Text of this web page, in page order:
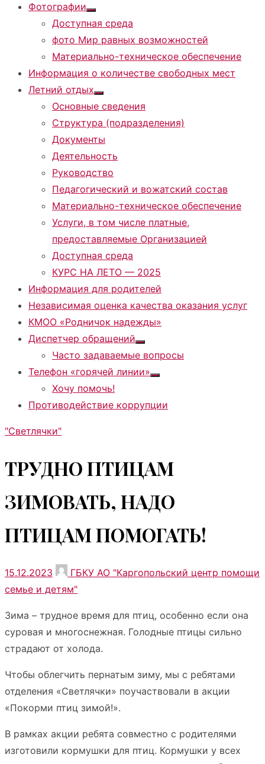
Фотографии
Показать
подменю
Доступная среда
фото Мир равных возможностей
Материально-техническое обеспечение
Информация о количестве свободных мест
Летний отдых
Показать
подменю
Основные сведения
Структура (подразделения)
Документы
Деятельность
Руководство
Педагогический и вожатский состав
Материально-техническое обеспечение
Услуги, в том числе платные,
предоставляемые Организацией
Доступная среда
КУРС НА ЛЕТО — 2025
Информация для родителей
Независимая оценка качества оказания услуг
КМОО «Родничок надежды»
Диспетчер обращений
Показать
подменю
Часто задаваемые вопросы
Телефон «горячей линии»
Показать
Хочу помочь!
Противодействие коррупции
"Светлячки"
ТРУДНО ПТИЦАМ
ЗИМОВАТЬ, НАДО
ПТИЦАМ ПОМОГАТЬ!
Опубликовано
15.12.2023 АвторГБКУ АО "Каргопольский центр помощи
семье и детям"
Зима – трудное время для птиц, особенно если она
суровая и многоснежная. Голодные птицы сильно
страдают от холода.
Чтобы облегчить пернатым зиму, мы с ребятами
отделения «Светлячки» поучаствовали в акции
«Покорми птиц зимой!».
В рамках акции ребята совместно с родителями
изготовили кормушки для птиц. Кормушки у всех